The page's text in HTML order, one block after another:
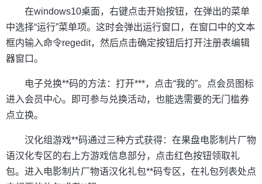
在windows10桌面，右键点击开始按钮，在弹出的菜单
中选择“运行”菜单项。这时会弹出运行窗口，在窗口中的文本
框内输入命令regedit，然后点击确定按钮后打开注册表编辑
器窗口。
电子兑换**码的方法：打开***，点击“我的”。点会员图标
进入会员中心。即可参与兑换活动，也能选需要的无门槛券
点立换。
汉化组游戏**码通过三种方式获得：在果盘电影制片厂物
语汉化专区的右上方游戏信息部分，点击红色按钮领取礼
包。进入电影制片厂物语汉化礼包**码专区，在礼包列表处点